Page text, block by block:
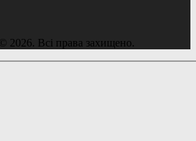
© 2026. Всі права захищено.